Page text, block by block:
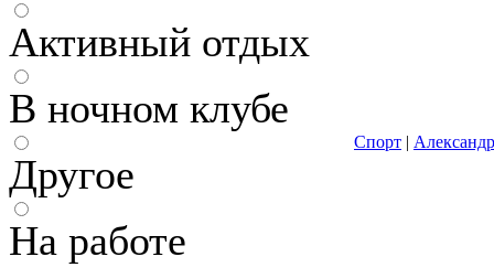
Активный отдых
В ночном клубе
Другое
На работе
Спорт |